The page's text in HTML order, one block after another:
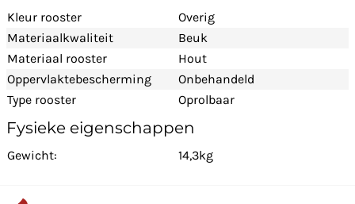
Kleur rooster
Overig
Materiaalkwaliteit
Beuk
Materiaal rooster
Hout
Oppervlaktebescherming
Onbehandeld
Type rooster
Oprolbaar
Fysieke eigenschappen
Gewicht: 14,3kg